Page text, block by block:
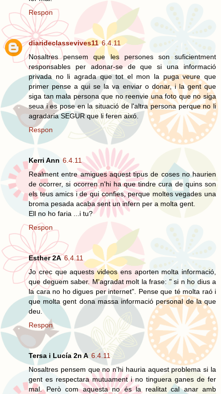
Respon
diarideclassevives11 6.4.11
Nosaltres pensem que les persones son suficientment
responsables per adonar-se de que si una informació
privada no li agrada que tot el mon la puga veure que
primer pense a qui se la va enviar o donar, i la gent que
siga tan mala persona que no reenvie una foto que no siga
seua i es pose en la situació de l'altra persona perque no li
agradaria SEGUR que li feren aixó.
Respon
Kerri Ann 6.4.11
Realment entre amigues aquest tipus de coses no haurien
de ocorrer, si ocorren n'hi ha que tindre cura de quins son
els teus amics i de qui confies, perque moltes vegades una
broma pesada acaba sent un infern per a molta gent.
Ell no ho faria ...i tu?
Respon
Esther 2A 6.4.11
Jo crec que aquests videos ens aporten molta informació,
que deguem saber. M'agradat molt la frase: " si n ho dius a
la cara no ho digues per internet". Pense que té molta raó i
que molta gent dona massa informació personal de la que
deu.
Respon
Tersa i Lucía 2n A 6.4.11
Nosaltres pensem que no n'hi hauria aquest problema si la
gent es respectara mutuament i no tinguera ganes de fer
mal. Però com aquesta no és la realitat cal anar amb